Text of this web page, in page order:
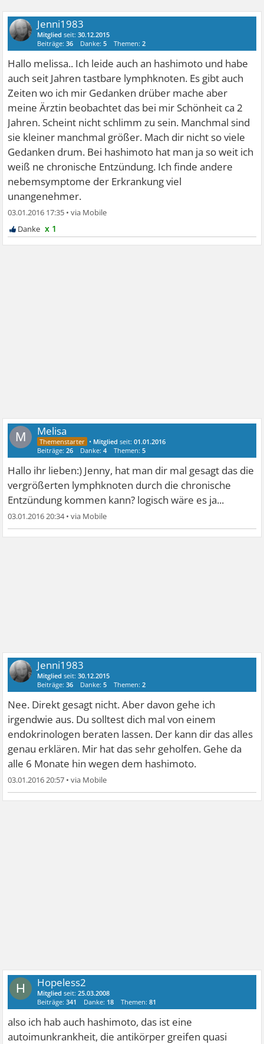
Jenni1983
Mitglied seit:30.12.2015
Beiträge:36 Danke:5 Themen:2
Hallo melissa.. Ich leide auch an hashimoto und habe
auch seit Jahren tastbare lymphknoten. Es gibt auch
Zeiten wo ich mir Gedanken drüber mache aber
meine Ärztin beobachtet das bei mir Schönheit ca 2
Jahren. Scheint nicht schlimm zu sein. Manchmal sind
sie kleiner manchmal größer. Mach dir nicht so viele
Gedanken drum. Bei hashimoto hat man ja so weit ich
weiß ne chronische Entzündung. Ich finde andere
nebemsymptome der Erkrankung viel
unangenehmer.
03.01.2016 17:35 •
x 1
M Melisa
• Mitglied seit:01.01.2016
Beiträge:26 Danke:4 Themen:5
Hallo ihr lieben:) Jenny, hat man dir mal gesagt das die
vergrößerten lymphknoten durch die chronische
Entzündung kommen kann? logisch wäre es ja...
03.01.2016 20:34•
Jenni1983
Mitglied seit:30.12.2015
Beiträge:36 Danke:5 Themen:2
Nee. Direkt gesagt nicht. Aber davon gehe ich
irgendwie aus. Du solltest dich mal von einem
endokrinologen beraten lassen. Der kann dir das alles
genau erklären. Mir hat das sehr geholfen. Gehe da
alle 6 Monate hin wegen dem hashimoto.
03.01.2016 20:57 •
H Hopeless2
Mitglied seit:25.03.2008
Beiträge:341 Danke: 18 Themen:81
also ich hab auch hashimoto, das ist eine
autoimunkrankheit, die antikörper greifen quasi